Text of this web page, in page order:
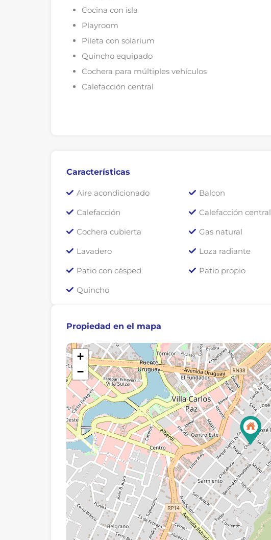
Cocina con isla
Playroom
Pileta con solarium
Quincho equipado
Cochera para múltiples vehículos
Calefacción central
Características
Aire acondicionado Balcon
Calefacción
Calefacción central
Cochera cubierta
Gas natural
Lavadero
Loza radiante
Patio con césped
Patio propio
Quincho
Propiedad en el mapa
+
−